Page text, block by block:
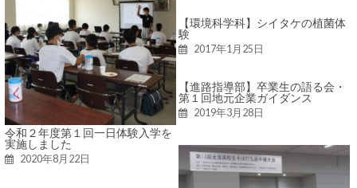
令和２年度第１回一日体験入学を
実施しました
2020年8月22日
【環境科学科】シイタケの植菌体
験
2017年1月25日
【進路指導部】卒業生の語る会・
第１回地元企業ガイダンス
2019年3月28日